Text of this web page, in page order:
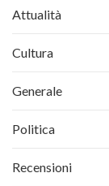
Attualità
Cultura
Generale
Politica
Recensioni